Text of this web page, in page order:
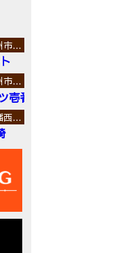
市…
市…
壱番館
西…